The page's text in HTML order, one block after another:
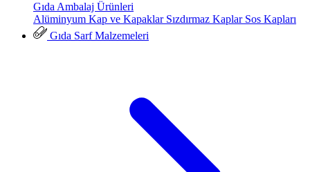
Gıda Ambalaj Ürünleri
Alüminyum Kap ve Kapaklar Sızdırmaz Kaplar Sos Kapları
Gıda Sarf Malzemeleri